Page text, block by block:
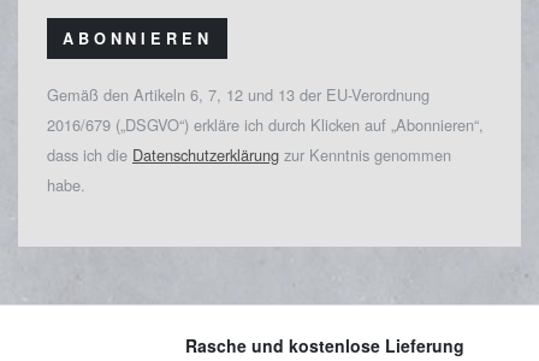
ABONNIEREN
Gemäß den Artikeln 6, 7, 12 und 13 der EU-Verordnung
2016/679 („DSGVO“) erkläre ich durch Klicken auf „Abonnieren“,
dass ich die Datenschutzerklärung zur Kenntnis genommen
habe.
Rasche und kostenlose Lieferung